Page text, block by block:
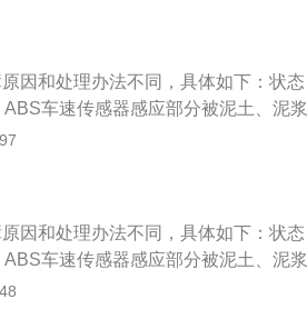
一致：轮胎胎压不一致会导致胎压
值是2.2bar，可能跑一下高速胎压就
胎中加入的是氧气，容易受周围环境
变得不一致。解决方法：轮胎胎压不
并修理。7、更换轮胎所致。更换轮
致的。解决方法：去专业的维修厂或
作用有以下3点：1、提醒驾驶员胎压
的压力和温度范围，减少车胎损毁，
减少悬架系统磨损。
造成胎压报警灯亮，跟轮胎胎压没有
仔细检修。3、低胎压行车时间过长
高速运转使胎温升高，进而引起的胎
胎压过高胎压监测报警灯亮起，不同
哪个轮胎的胎压问题，可以用轮胎胎
压模块没有进行重置，也可能会引起
进行返修。
因和处理办法不同，具体如下：状态
车速传感器感应部分被泥土、泥浆
车速信号，使ABS电脑无法判别车
传感器与信号齿圈的间隙，即可恢复
，ABS继电器接触不良等引起信号不
处，有松动的重新连接。状态2：AB
熄灭。原因：当使用多种车辆电器，
电压上升，ABS指示灯熄灭；ABS
因和处理办法不同，具体如下：状态
车速传感器感应部分被泥土、泥浆
车速信号，使ABS电脑无法判别车